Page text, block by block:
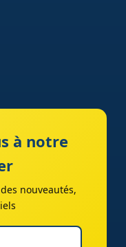
à notre
nouveautés,